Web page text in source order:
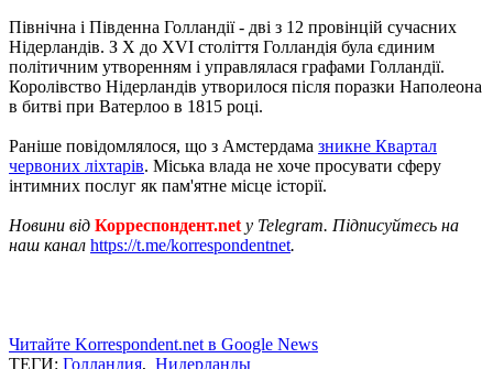
Північна і Південна Голландії - дві з 12 провінцій сучасних
Нідерландів. З X до XVI століття Голландія була єдиним
політичним утворенням і управлялася графами Голландії.
Королівство Нідерландів утворилося після поразки Наполеона
в битві при Ватерлоо в 1815 році.
Раніше повідомлялося, що з Амстердама зникне Квартал
червоних ліхтарів. Міська влада не хоче просувати сферу
інтимних послуг як пам'ятне місце історії.
Новини від Корреспондент.net у Telegram. Підписуйтесь на
наш канал https://t.me/korrespondentnet.
Читайте Korrespondent.net в Google News
ТЕГИ: Голландия, Нидерланды